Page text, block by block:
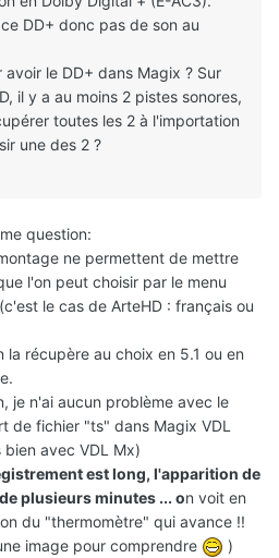
DD+ donc pas de son au
le DD+ dans Magix ? Sur
il y a au moins 2 pistes sonores,
toutes les 2 à l'importation
une des 2 ?
question:
ne permettent de mettre
l'on peut choisir par le menu
le cas de ArteHD : français ou
la récupère au choix en 5.1 ou en
je n'ai aucun problème avec le
de fichier "ts" dans Magix VDL
bien avec VDL Mx)
est long, l'apparition de
plusieurs minutes ... on voit en
du "thermomètre" qui avance !!
image pour comprendre
)